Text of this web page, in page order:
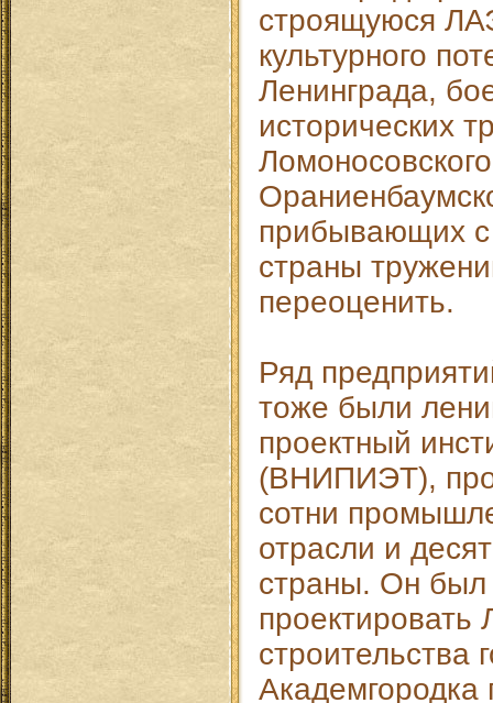
строящуюся
культурного
Ленинграда,
исторических
прибывающих с
страны
переоценить.
Ряд
тоже были
проектный
(ВНИПИЭТ),
сотни
отрасли и
страны. Он был
строительства